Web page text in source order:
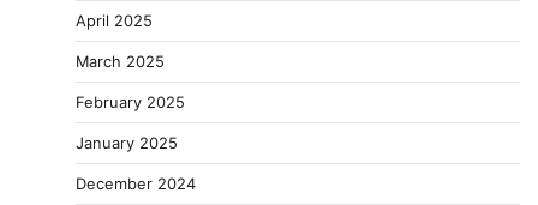
April 2025
March 2025
February 2025
January 2025
December 2024